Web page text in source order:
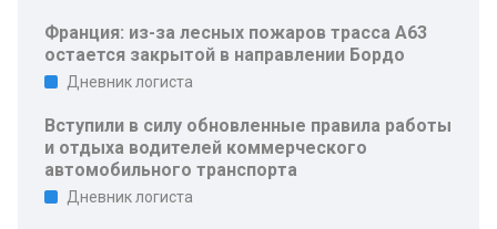
Франция: из-за лесных пожаров трасса A63
остается закрытой в направлении Бордо
Дневник логиста
Вступили в силу обновленные правила работы
и отдыха водителей коммерческого
автомобильного транспорта
Дневник логиста